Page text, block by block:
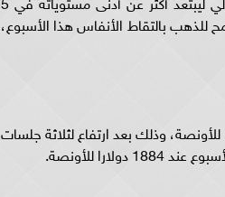
بالتقاط الأنفاس هذا الأسبوع،
الفورية ارتفاعا بنسبة 0.4% لتتداول عند المستوى 1905 دولار للأونصة، وذلك بعد ارتفاع لثلاثة جلسات